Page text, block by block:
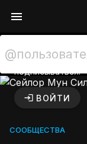
комментировать
подписываться.
ВОЙТИ
СООБЩЕСТВА
Сейлор